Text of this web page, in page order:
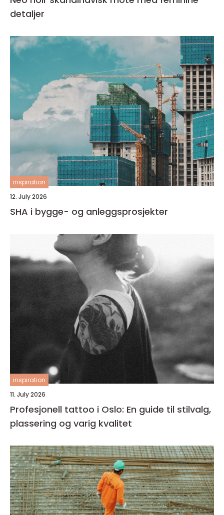
detaljer
inspiration
12. July 2026
SHA i bygge- og anleggsprosjekter
inspiration
11. July 2026
Profesjonell tattoo i Oslo: En guide til stilvalg,
plassering og varig kvalitet